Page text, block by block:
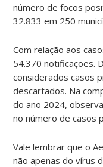
número de focos
32.833 em 250
Com relação aos
54.370 notificações.
considerados casos
descartados. Na
do ano 2024,
no número de casos
Vale lembrar que o
não apenas do vírus